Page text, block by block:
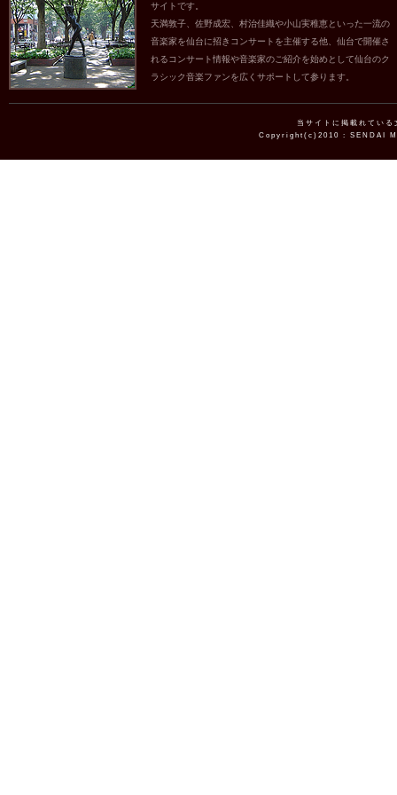
サイトです。
天満敦子、佐野成宏、村治佳織や小山実稚恵といった一流の
音楽家を仙台に招きコンサートを主催する他、仙台で開催さ
れるコンサート情報や音楽家のご紹介を始めとして仙台のク
ラシック音楽ファンを広くサポートして参ります。
当サイトに掲載れてい
Copyright(c)2010 : SENDAI